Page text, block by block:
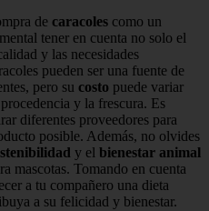
de caracoles como un
tener en cuenta no solo el
y las necesidades
pueden ser una fuente de
pero su costo puede variar
y la frescura. Es
diferentes proveedores para
posible. Además, no olvides
y el bienestar animal
mascotas. Tomando en cuenta
a tu compañero una dieta
a su felicidad y bienestar.